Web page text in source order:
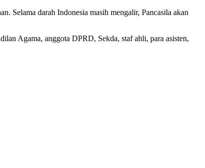
Selama darah Indonesia masih mengalir, Pancasila akan
Agama, anggota DPRD, Sekda, staf ahli, para asisten,